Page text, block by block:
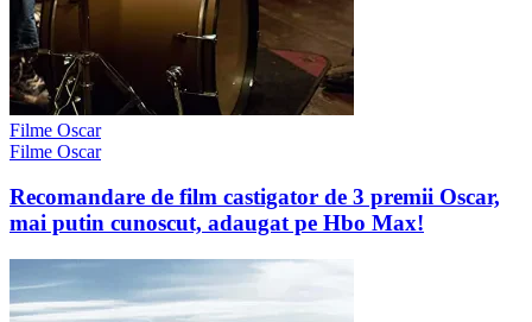
Filme Oscar
Filme Oscar
Recomandare de film castigator de 3 premii Oscar,
mai putin cunoscut, adaugat pe Hbo Max!